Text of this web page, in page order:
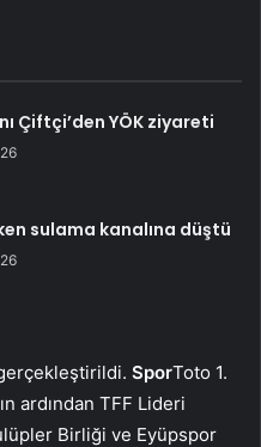
Çiftçi’den YÖK ziyareti
sulama kanalına düştü
SporToto 1.
ardından TFF Lideri
Birliği ve Eyüpspor